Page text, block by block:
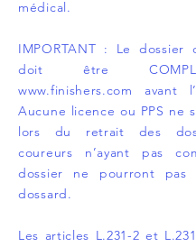
médical.
IMPORTANT : Le dossier
doit être
www.finishers.com
avant
Aucune licence ou PPS ne
lors du retrait des
coureurs n’ayant pas
dossier ne pourront pas
dossard.
Les articles L.231-2 et